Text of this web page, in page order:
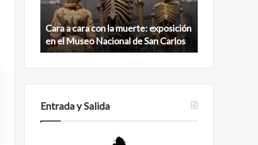
exposición
el
Museo
Nacional
Carlos
Cara a cara con la muerte: exposición
en el Museo Nacional de San Carlos
de
Entrada y Salida